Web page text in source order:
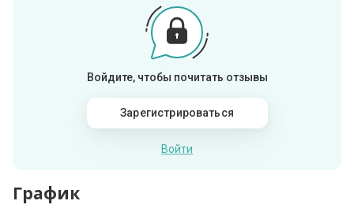
Войдите, чтобы почитать отзывы
Зарегистрироваться
Войти
График